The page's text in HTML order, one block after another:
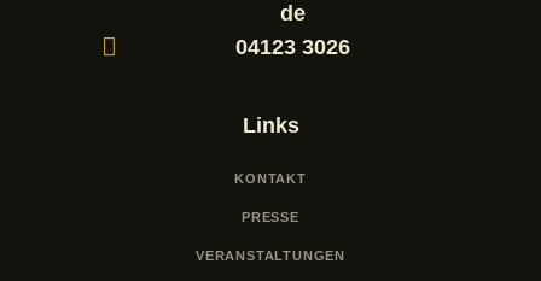
de
04123 3026
Links
KONTAKT
PRESSE
VERANSTALTUNGEN